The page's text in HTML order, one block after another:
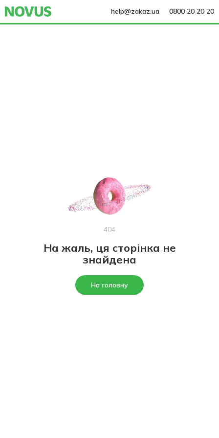
help@zakaz.ua 0800 20 20 20
404
На жаль, ця сторінка не
знайдена
На головну